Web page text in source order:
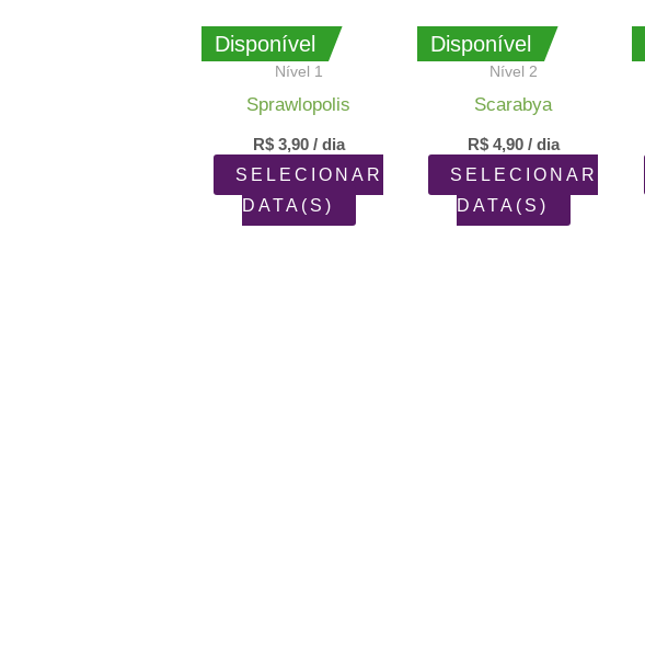
Disponível
Nível 1
Sprawlopolis
R$3,90/ dia
SELECIONAR
DATA(S)
Disponível
Nível 2
Scarabya
R$4,90/ dia
SELECIONAR
DATA(S)